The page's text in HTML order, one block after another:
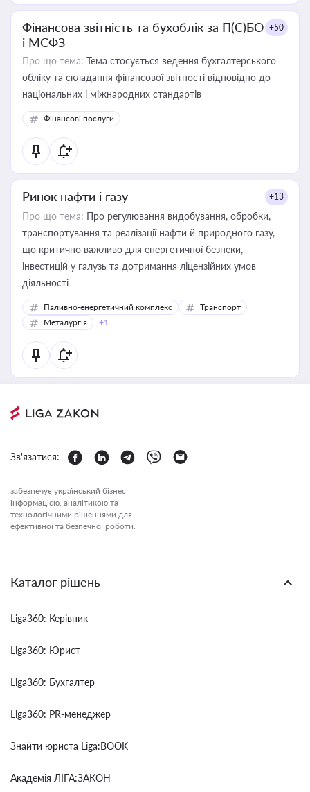
Фінансова звітність та бухоблік за П(С)БО
і МСФЗ
+50
Про що тема: Тема стосується ведення бухгалтерського
обліку та складання фінансової звітності відповідно до
національних і міжнародних стандартів
Фінансові послуги
Ринок нафти і газу +13
Про що тема: Про регулювання видобування, обробки,
транспортування та реалізації нафти й природного газу,
що критично важливо для енергетичної безпеки,
інвестицій у галузь та дотримання ліцензійних умов
діяльності
Паливно-енергетичний комплекс
Транспорт
Металургія
+1
Зв'язатися:
забезпечує український бізнес
інформацією, аналітикою та
технологічними рішеннями для
ефективної та безпечної роботи.
Каталог рішень
Liga360: Керівник
Liga360: Юрист
Liga360: Бухгалтер
Liga360: PR-менеджер
Знайти юриста Liga:BOOK
Академія ЛІГА:ЗАКОН